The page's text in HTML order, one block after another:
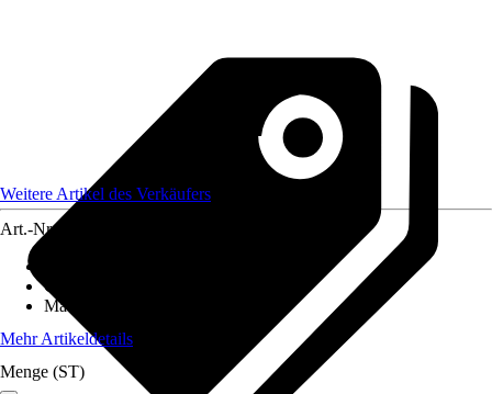
Weitere Artikel des Verkäufers
Art.-Nr.
Grundfarbe
Material
Mehr Artikeldetails
Menge (ST)